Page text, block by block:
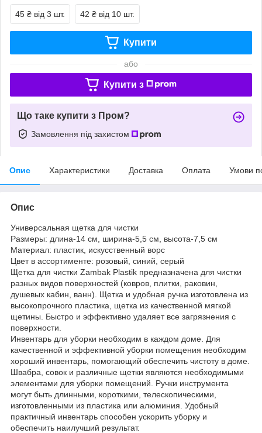
45 ₴ від 3 шт. 42 ₴ від 10 шт.
Купити
або
Купити з
Що таке купити з Пром?
Замовлення під захистом
Опис Характеристики Доставка Оплата Умови
Опис
Универсальная щетка для чистки
Размеры: длина-14 см, ширина-5,5 см, высота-7,5 см
Материал: пластик, искусственный ворс
Цвет в ассортименте: розовый, синий, серый
Щетка для чистки Zambak Plastik предназначена для чистки
разных видов поверхностей (ковров, плитки, раковин,
душевых кабин, ванн). Щетка и удобная ручка изготовлена из
высокопрочного пластика, щетка из качественной мягкой
щетины. Быстро и эффективно удаляет все загрязнения с
поверхности.
Инвентарь для уборки необходим в каждом доме. Для
качественной и эффективной уборки помещения необходим
хороший инвентарь, помогающий обеспечить чистоту в доме.
Швабра, совок и различные щетки являются необходимыми
элементами для уборки помещений. Ручки инструмента
могут быть длинными, короткими, телескопическими,
изготовленными из пластика или алюминия. Удобный
практичный инвентарь способен ускорить уборку и
обеспечить наилучший результат.